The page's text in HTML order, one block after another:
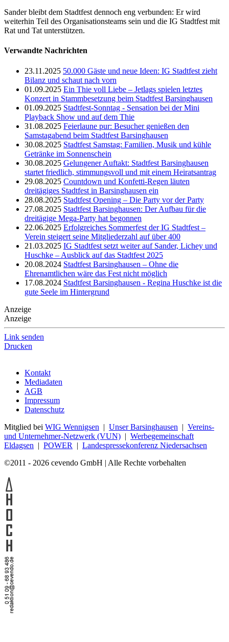
Sander bleibt dem Stadtfest dennoch eng verbunden: Er wird
weiterhin Teil des Organisationsteams sein und die IG Stadtfest mit
Rat und Tat unterstützen.
Verwandte Nachrichten
23.11.2025 50.000 Gäste und neue Ideen: IG Stadtfest zieht
Bilanz und schaut nach vorn
01.09.2025 Ein Thie voll Liebe – Jetlags spielen letztes
Konzert in Stammbesetzung beim Stadtfest Barsinghausen
01.09.2025 Stadtfest-Sonntag - Sensation bei der Mini
Playback Show und auf dem Thie
31.08.2025 Feierlaune pur: Besucher genießen den
Samstagabend beim Stadtfest Barsinghausen
30.08.2025 Stadtfest Samstag: Familien, Musik und kühle
Getränke im Sonnenschein
30.08.2025 Gelungener Auftakt: Stadtfest Barsinghausen
startet friedlich, stimmungsvoll und mit einem Heiratsantrag
29.08.2025 Countdown und Konfetti-Regen läuten
dreitägiges Stadtfest in Barsinghausen ein
28.08.2025 Stadtfest Opening – Die Party vor der Party
27.08.2025 Stadtfest Barsinghausen: Der Aufbau für die
dreitägige Mega-Party hat begonnen
22.06.2025 Erfolgreiches Sommerfest der IG Stadtfest –
Verein steigert seine Mitgliederzahl auf über 400
21.03.2025 IG Stadtfest setzt weiter auf Sander, Lichey und
Huschke – Ausblick auf das Stadtfest 2025
20.08.2024 Stadtfest Barsinghausen – Ohne die
Ehrenamtlichen wäre das Fest nicht möglich
17.08.2024 Stadtfest Barsinghausen - Regina Huschke ist die
gute Seele im Hintergrund
Anzeige
Anzeige
Link senden
Drucken
Kontakt
Mediadaten
AGB
Impressum
Datenschutz
Mitglied bei WIG Wennigsen | Unser Barsinghausen | Vereins-
und Unternehmer-Netzwerk (VUN) | Werbegemeinschaft
Eldagsen | POWER | Landespressekonferenz Niedersachsen
©2011 - 2026 cevendo GmbH | Alle Rechte vorbehalten